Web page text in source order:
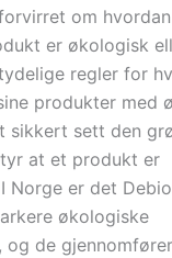
om
er økologisk
regler for
produkter med
sikkert sett den
at et produkt er
Norge er det
økologiske
de